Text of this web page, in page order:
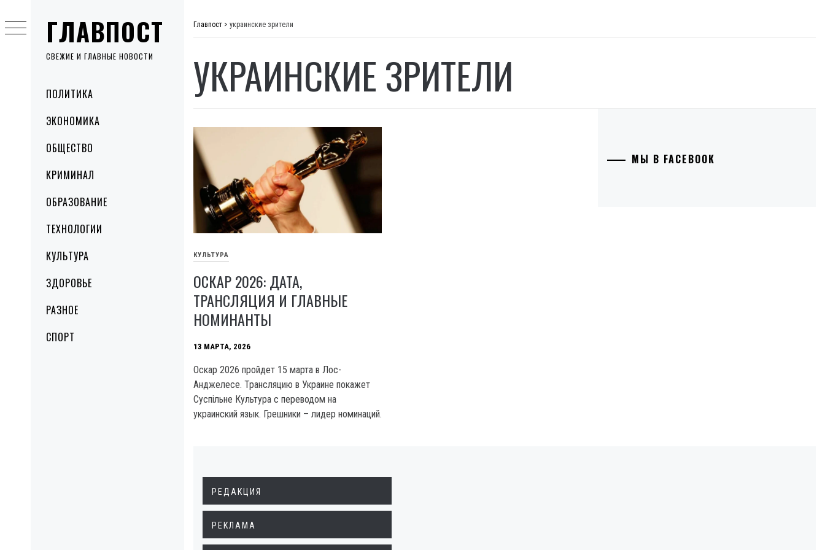
ГЛАВПОСТ
СВЕЖИЕ И ГЛАВНЫЕ НОВОСТИ
MenuПОЛИТИКА
ЭКОНОМИКА
ОБЩЕСТВО
КРИМИНАЛ
ОБРАЗОВАНИЕ
ТЕХНОЛОГИИ
КУЛЬТУРА
ЗДОРОВЬЕ
РАЗНОЕ
СПОРТ
to
content
Главпост > украинские зрители
УКРАИНСКИЕ ЗРИТЕЛИ
КУЛЬТУРА
ОСКАР 2026: ДАТА,
ТРАНСЛЯЦИЯ И ГЛАВНЫЕ
НОМИНАНТЫ
13 МАРТА, 2026
Оскар 2026 пройдет 15 марта в Лос-
Анджелесе. Трансляцию в Украине покажет
Суспільне Культура с переводом на
украинский язык. Грешники – лидер номинаций.
МЫ В FACEBOOK
РЕДАКЦИЯ
РЕКЛАМА